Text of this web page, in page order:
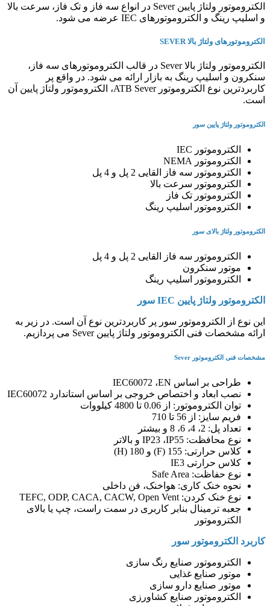
الکتروموتور ولتاژ پایین Sever در انواع سه فاز و تک فاز، سرعت بالا
و اسلیپ رینگ و الکتروموتورهای IEC عرضه می شود.
الکتروموتورهای ولتاژ بالا SEVER
الکتروموتور ولتاژ بالا Sever در قالب الکتروموتورهای سه فاز،
سنکرون و اسلیپ رینگ به بازار ارائه می شود. در واقع پر
کاربردترین نوع الکتروموتور ATB Sever، الکتروموتور ولتاژ پایین آن
است.
الکتروموتور ولتاژ پایین سور
الکتروموتور IEC
الکتروموتور NEMA
الکتروموتور سه فاز القایی 2 پل و 4 پل
الکتروموتور سرعت بالا
الکتروموتور تک فاز
الکتروموتور اسلیپ رینگ
الکتروموتور ولتاژ بالای سور
الکتروموتور سه فاز القایی 2 پل و 4 پل
موتور سنکرون
الکتروموتور اسلیپ رینگ
الکتروموتور ولتاژ پایین IEC سور
این نوع از الکتروموتور سور پر کاربردترین نوع آن است. در زیر به
ارائه مشخصات فنی الکتروموتور ولتاژ پایین Sever می پردازیم.
مشخصات فنی الکتروموتور Sever
طراحی بر اساس IEC60072 ،EN
نصب ابعاد و اختصاص خروجی بر اساس استاندارد IEC60072
توان الکتروموتور: از 0.06 تا 4800 کیلووات
فریم سایز: از 56 تا 710
تعداد پل: 2، 4، 6، 8 و بیشتر
نوع محافظت: IP23 ،IP55 و بالاتر
کلاس حرارتی: 155 (F) و 180 (H)
کلاس حرارتی IE3
نوع حفاظت: Safe Area
نحوه خنک کاری: هواخنک، فن داخلی
نوع خنک کردن: TEFC, ODP, CACA, CACW, Open Vent
جعبه ترمینال بنابر کاربری در سمت راست، چپ یا بالای
الکتروموتور
کاربرد الکتروموتور سور
الکتروموتور صنایع رنگ سازی
موتور صنایع غذایی
موتور صنایع دارو سازی
الکتروموتور صنایع کشاورزی